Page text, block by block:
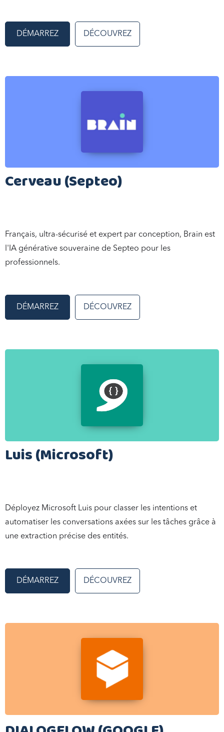
DÉMARREZ DÉCOUVREZ
Cerveau (Septeo)
Français, ultra-sécurisé et expert par conception, Brain est
l'IA générative souveraine de Septeo pour les
professionnels.
DÉMARREZ DÉCOUVREZ
Luis (Microsoft)
Déployez Microsoft Luis pour classer les intentions et
automatiser les conversations axées sur les tâches grâce à
une extraction précise des entités.
DÉMARREZ DÉCOUVREZ